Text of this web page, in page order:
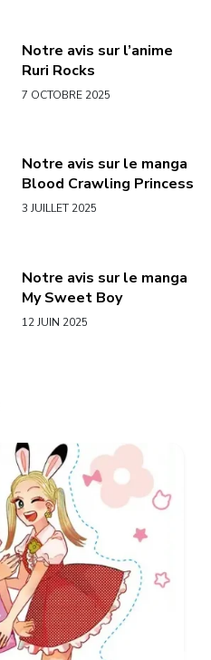
Notre avis sur l’anime
Ruri Rocks
7 OCTOBRE 2025
Notre avis sur le manga
Blood Crawling Princess
3 JUILLET 2025
Notre avis sur le manga
My Sweet Boy
12 JUIN 2025